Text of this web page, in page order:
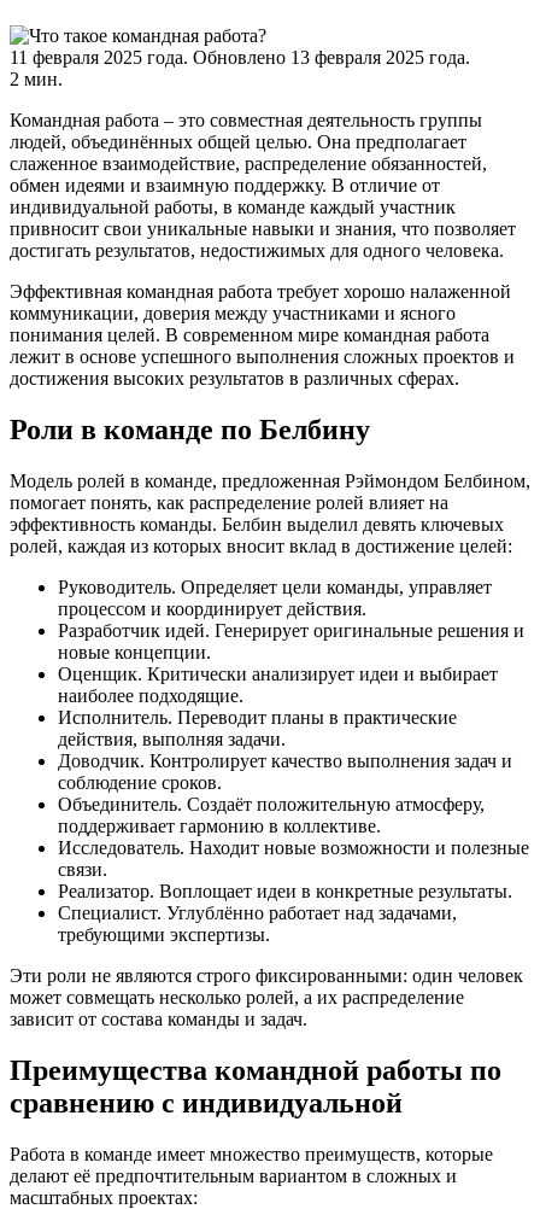
11 февраля 2025 года. Обновлено 13 февраля 2025 года.
2 мин.
Командная работа – это совместная деятельность группы
людей, объединённых общей целью. Она предполагает
слаженное взаимодействие, распределение обязанностей,
обмен идеями и взаимную поддержку. В отличие от
индивидуальной работы, в команде каждый участник
привносит свои уникальные навыки и знания, что позволяет
достигать результатов, недостижимых для одного человека.
Эффективная командная работа требует хорошо налаженной
коммуникации, доверия между участниками и ясного
понимания целей. В современном мире командная работа
лежит в основе успешного выполнения сложных проектов и
достижения высоких результатов в различных сферах.
Роли в команде по Белбину
Модель ролей в команде, предложенная Рэймондом Белбином,
помогает понять, как распределение ролей влияет на
эффективность команды. Белбин выделил девять ключевых
ролей, каждая из которых вносит вклад в достижение целей:
Руководитель. Определяет цели команды, управляет
процессом и координирует действия.
Разработчик идей. Генерирует оригинальные решения и
новые концепции.
Оценщик. Критически анализирует идеи и выбирает
наиболее подходящие.
Исполнитель. Переводит планы в практические
действия, выполняя задачи.
Доводчик. Контролирует качество выполнения задач и
соблюдение сроков.
Объединитель. Создаёт положительную атмосферу,
поддерживает гармонию в коллективе.
Исследователь. Находит новые возможности и полезные
связи.
Реализатор. Воплощает идеи в конкретные результаты.
Специалист. Углублённо работает над задачами,
требующими экспертизы.
Эти роли не являются строго фиксированными: один человек
может совмещать несколько ролей, а их распределение
зависит от состава команды и задач.
Преимущества командной работы по
сравнению с индивидуальной
Работа в команде имеет множество преимуществ, которые
делают её предпочтительным вариантом в сложных и
масштабных проектах: